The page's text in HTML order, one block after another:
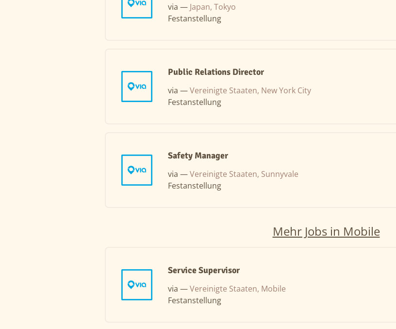
via — Japan, Tokyo
Festanstellung
Public Relations Director
via —Vereinigte Staaten, New York City
Festanstellung
Safety Manager
via —Vereinigte Staaten, Sunnyvale
Festanstellung
Mehr Jobs in Mobile
Service Supervisor
via —Vereinigte Staaten, Mobile
Festanstellung